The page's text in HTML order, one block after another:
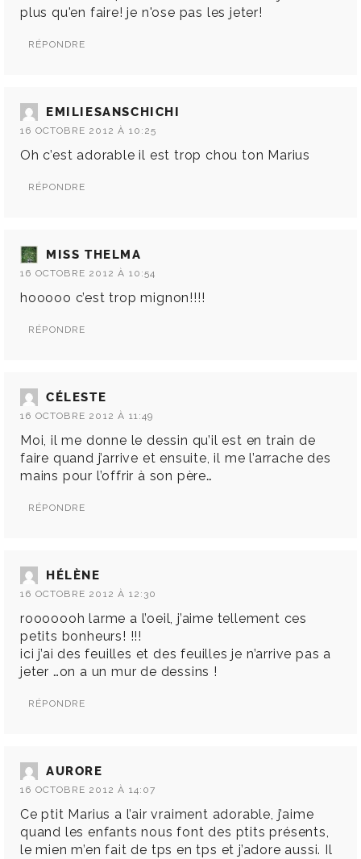
plus qu'en faire! je n'ose pas les jeter!
RÉPONDRE
EMILIESANSCHICHI
16 OCTOBRE 2012 À 10:25
Oh c’est adorable il est trop chou ton Marius
RÉPONDRE
MISS THELMA
16 OCTOBRE 2012 À 10:54
hooooo c’est trop mignon!!!!
RÉPONDRE
CÉLESTE
16 OCTOBRE 2012 À 11:49
Moi, il me donne le dessin qu’il est en train de
faire quand j’arrive et ensuite, il me l’arrache des
mains pour l’offrir à son père…
RÉPONDRE
HÉLÈNE
16 OCTOBRE 2012 À 12:30
rooooooh larme a l’oeil, j’aime tellement ces
petits bonheurs! !!!
ici j’ai des feuilles et des feuilles je n’arrive pas a
jeter …on a un mur de dessins !
RÉPONDRE
AURORE
16 OCTOBRE 2012 À 14:07
Ce ptit Marius a l’air vraiment adorable, j’aime
quand les enfants nous font des ptits présents,
le mien m’en fait de tps en tps et j’adore aussi. Il